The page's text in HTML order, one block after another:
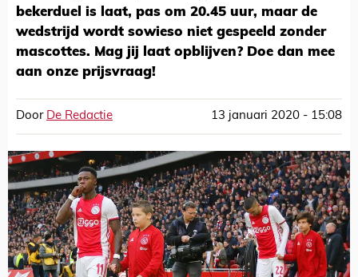
bekerduel is laat, pas om 20.45 uur, maar de
wedstrijd wordt sowieso niet gespeeld zonder
mascottes. Mag jij laat opblijven? Doe dan mee
aan onze prijsvraag!
Door De Redactie 13 januari 2020 - 15:08